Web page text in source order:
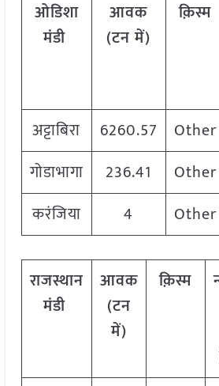
ओडिशा
मंडी
आवक
(टन में)
क़िस्म
अट्टाबिरा 6260.57 Other
गोडाभागा
236.41 Other
करंजिया
4 Other
राजस्थान
मंडी
आवक
(टन
में)
क़िस्म